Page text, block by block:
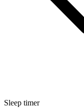
Sleep timer